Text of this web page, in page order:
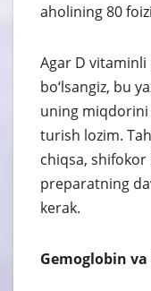
aholining 80
Agar D
bo‘lsangiz, bu
uning
turish lozim.
chiqsa,
preparatning
kerak.
Gemoglobin